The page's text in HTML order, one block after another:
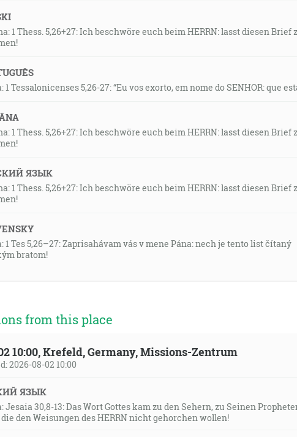
1 Thess. 5,26+27: Ich beschwöre euch beim HERRN: lasst diesen
1 Tessalonicenses 5,26-27: “Eu vos exorto, em nome do SENHOR: que
1 Thess. 5,26+27: Ich beschwöre euch beim HERRN: lasst diesen
ЯЗЫК
1 Thess. 5,26+27: Ich beschwöre euch beim HERRN: lasst diesen
1 Tes 5,26–27: Zaprisahávam vás v mene Pána: nech je tento list čítaný
bratom!
from this place
10:00, Krefeld, Germany, Missions-Zentrum
2026-08-02 10:00
ЯЗЫК
Jesaia 30,8-13: Das Wort Gottes kam zu den Sehern, zu Seinen
den Weisungen des HERRN nicht gehorchen wollen!